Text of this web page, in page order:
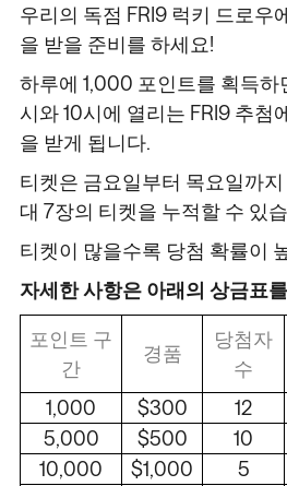
우리의 독점 FRI9 럭키 드로우
을 받을 준비를 하세요!
하루에 1,000 포인트를 획득하
시와 10시에 열리는 FRI9 추첨
을 받게 됩니다.
티켓은 금요일부터 목요일까
대 7장의 티켓을 누적할 수 있
티켓이 많을수록 당첨 확률이
자세한 사항은 아래의 상금표
포인트 구
간
경품
당첨자
수
1,000
$300 12
5,000 $500 10
10,000
$1,000 5